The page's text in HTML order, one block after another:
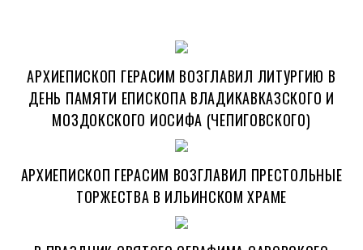
АРХИЕПИСКОП ГЕРАСИМ ВОЗГЛАВИЛ ЛИТУРГИЮ В
ДЕНЬ ПАМЯТИ ЕПИСКОПА ВЛАДИКАВКАЗСКОГО И
МОЗДОКСКОГО ИОСИФА (ЧЕПИГОВСКОГО)
АРХИЕПИСКОП ГЕРАСИМ ВОЗГЛАВИЛ ПРЕСТОЛЬНЫЕ
ТОРЖЕСТВА В ИЛЬИНСКОМ ХРАМЕ